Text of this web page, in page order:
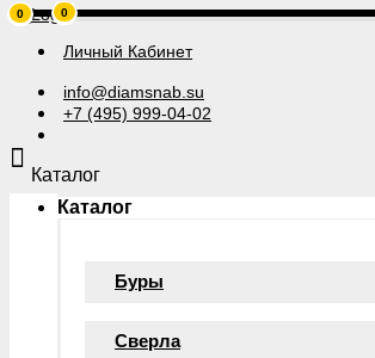
Личный Кабинет
info@diamsnab.su
+7 (495) 999-04-02
0
Каталог
Каталог
Буры
Сверла
0